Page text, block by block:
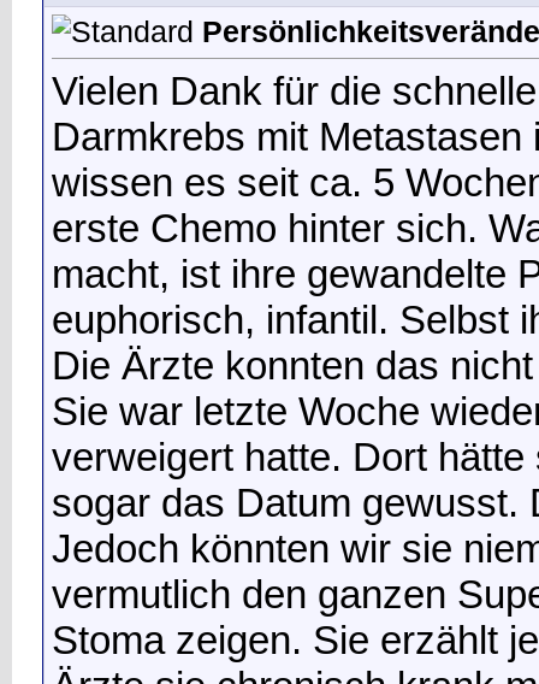
Vielen Dank für die
Darmkrebs mit
wissen es seit ca. 5
erste Chemo hinter sich.
macht, ist ihre gewandelte
euphorisch, infantil. Selbst
Die Ärzte konnten das
Sie war letzte Woche
verweigert hatte. Dort
sogar das Datum gewusst.
Jedoch könnten wir sie
vermutlich den ganzen
Stoma zeigen. Sie erzählt